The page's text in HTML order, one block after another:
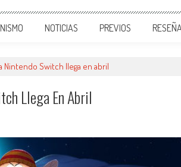
NOTICIAS PREVIOS
Nintendo Switch llega en abril
Llega En Abril